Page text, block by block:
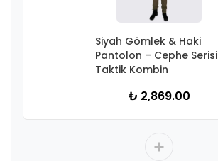
Siyah Gömlek & Haki
Pantolon – Cephe Serisi
Taktik Kombin
₺ 2,869.00